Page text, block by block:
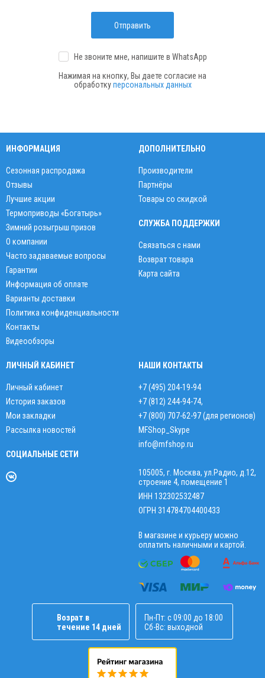
Отправить
Не звоните мне, напишите в WhatsApp
Нажимая на кнопку, Вы даете согласие на
обработкуперсональных данных
ИНФОРМАЦИЯ
Сезонная распродажа
Отзывы
Лучшие акции
Термоприводы «Богатырь»
Зимний розыгрыш призов
О компании
Часто задаваемые вопросы
Гарантии
Информация об оплате
Варианты доставки
Политика конфиденциальности
Контакты
Видеообзоры
ДОПОЛНИТЕЛЬНО
Производители
Партнёры
Товары со скидкой
СЛУЖБА ПОДДЕРЖКИ
Связаться с нами
Возврат товара
Карта сайта
ЛИЧНЫЙ КАБИНЕТ
Личный кабинет
История заказов
Мои закладки
Рассылка новостей
СОЦИАЛЬНЫЕ СЕТИ
НАШИ КОНТАКТЫ
+7 (495) 204-19-94
+7 (812) 244-94-74,
+7 (800) 707-62-97 (для регионов)
MFShop_Skype
info@mfshop.ru
105005, г. Москва, ул.Радио, д.12,
строение 4, помещение 1
ИНН 132302532487
ОГРН 314784704400433
В магазине и курьеру можно
оплатить наличными и картой.
Возрат в
течение 14 дней
Пн-Пт: с 09:00 до 18:00
Сб-Вс: выходной